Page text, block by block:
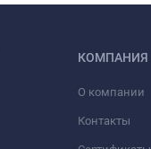
КОМПАНИЯ
О компании
Контакты